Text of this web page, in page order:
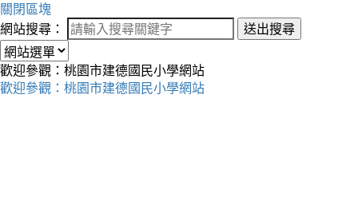
關閉區塊
網站搜尋：
送出搜尋
歡迎參觀：桃園市建德國民小學網站
歡迎參觀：桃園市建德國民小學網站